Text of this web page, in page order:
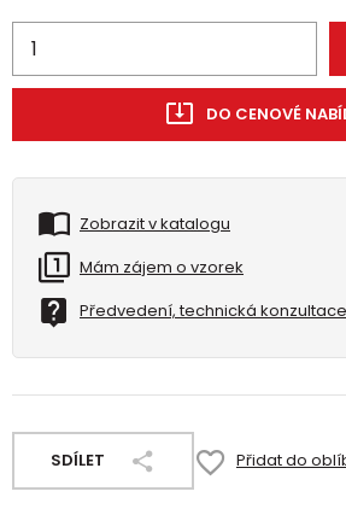
DO CENOVÉ
Zobrazit v katalogu
Mám zájem o vzorek
Předvedení, technická konzultace
SDÍLET Přidat do